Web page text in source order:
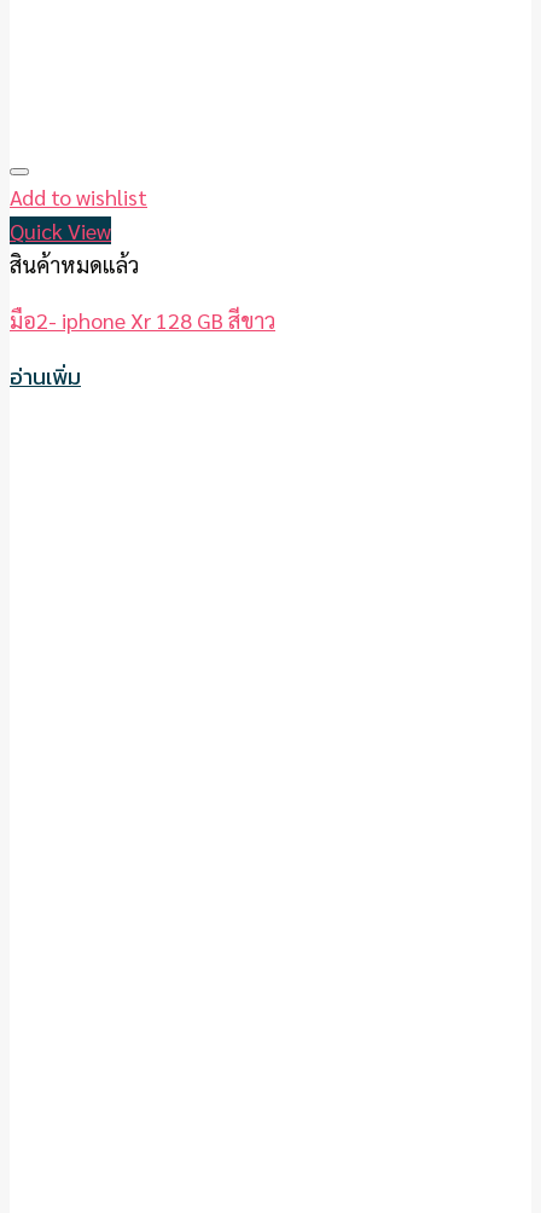
Add to wishlist
Quick View
สินค้าหมดแล้ว
มือ2- iphone Xr 128 GB สีขาว
อ่านเพิ่ม